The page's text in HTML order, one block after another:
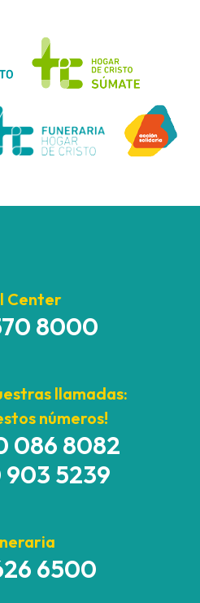
Center
8000
llamadas:
números!
086 8082
903 5239
6500